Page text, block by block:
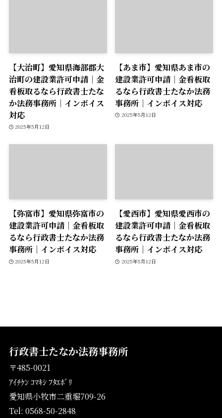
【大治町】愛知県海部郡大
治町の建設業許可申請｜金
看板取るなら行政書士たな
か法務事務所｜インボイス
対応
2025年5月12日
【あま市】愛知県あま市の
建設業許可申請｜金看板取
るなら行政書士たなか法務
事務所｜インボイス対応
2025年5月12日
【弥富市】愛知県弥富市の
建設業許可申請｜金看板取
るなら行政書士たなか法務
事務所｜インボイス対応
2025年5月12日
【愛西市】愛知県愛西市の
建設業許可申請｜金看板取
るなら行政書士たなか法務
事務所｜インボイス対応
2025年5月12日
行政書士たなか法務事務所
〒485-0021
ｱｲﾁｹﾝ ｺﾏｷｼ ﾌﾀｴﾎﾞﾘ
愛知県小牧市二重堀709-26
Tel: 0568-50-2848